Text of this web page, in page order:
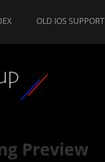
OLD IOS SUPPORT
Preview